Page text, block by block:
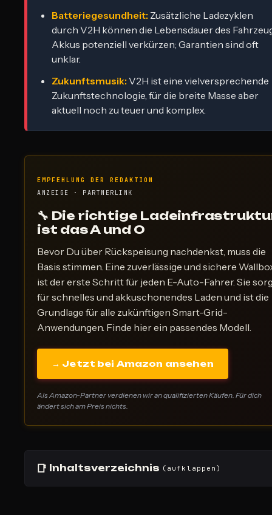
Batteriegesundheit: Zusätzliche Ladezyklen
durch V2H können die Lebensdauer des
Akkus potenziell verkürzen; Garantien sind oft
unklar.
Zukunftsmusik: V2H ist eine vielversprechende
Zukunftstechnologie, für die breite Masse aber
aktuell noch zu teuer und komplex.
EMPFEHLUNG DER REDAKTION
ANZEIGE · PARTNERLINK
🔧 Die richtige
ist das A und O
Bevor Du über Rückspeisung nachdenkst, muss die
Basis stimmen. Eine zuverlässige und sichere
ist der erste Schritt für jeden E-Auto-Fahrer. Sie
für schnelles und akkuschonendes Laden und ist die
Grundlage für alle zukünftigen Smart-Grid-
Anwendungen. Finde hier ein passendes Modell.
→ Jetzt bei Amazon ansehen
Als Amazon-Partner verdienen wir an qualifizierten Käufen. Für dich
ändert sich am Preis nichts.
📑 Inhaltsverzeichnis (aufklappen)